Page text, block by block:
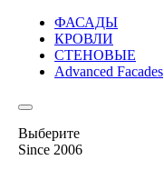
ФАСАДЫ
КРОВЛИ
СТЕНОВЫЕ
Advanced Facades
Выберите
Since 2006